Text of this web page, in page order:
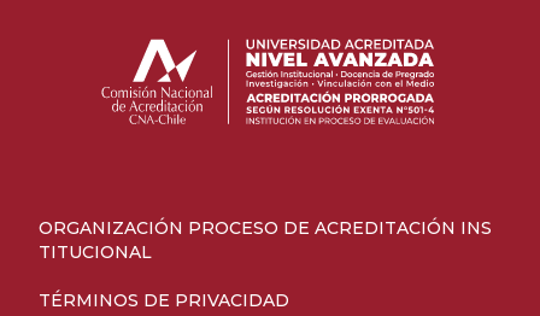
ORGANIZACIÓN PROCESO DE ACREDITACIÓN INS
TITUCIONAL
TÉRMINOS DE PRIVACIDAD